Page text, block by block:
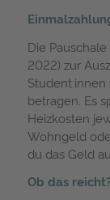
Die
2022) zur
Student:innen
betragen. Es
Heizkosten
Wohngeld
du das Geld
Ob das